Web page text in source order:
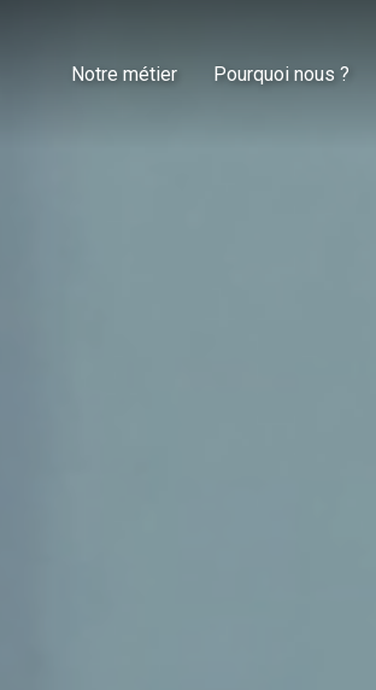
Notre métier Pourquoi nous ?